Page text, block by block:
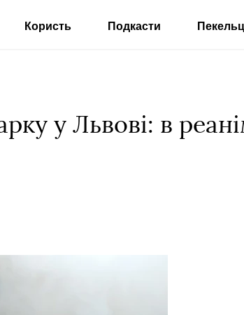
Користь Подкасти
у Львові: в